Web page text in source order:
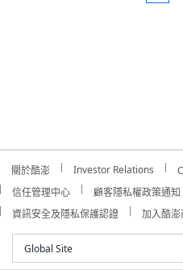
關於酷澎 Investor Relations
信任管理中心
顧客隱私權政策通知
資訊安全及隱私保護認證
加入酷澎
Global Site